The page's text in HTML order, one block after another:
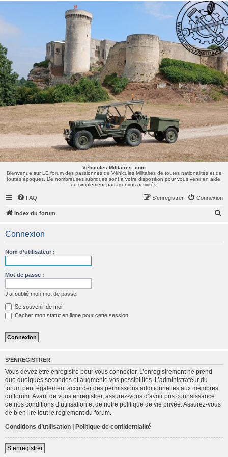
Véhicules Militaires .com
Bienvenue sur LE forum des passionnés de Véhicules Militaires de toutes nationalités et de
toutes époques. De nombreuses rubriques sont à votre disposition pour vous venir en aide,
ou simplement partager vos activités.
Véhicules Militaires .com
Bienvenue sur LE forum des passionnés de Véhicules Militaires de toutes nationalités et de
toutes époques. De nombreuses rubriques sont à votre disposition pour vous venir en aide,
ou simplement partager vos activités.
FAQ Connexion
S’enregistrer
Index du forum
Connexion
Nom d’utilisateur :
Mot de passe :
J’ai oublié mon mot de passe
Se souvenir de moi
Cacher mon statut en ligne pour cette session
S’ENREGISTRER
Vous devez être enregistré pour vous connecter. L’enregistrement ne prend
que quelques secondes et augmente vos possibilités. L’administrateur du
forum peut également accorder des permissions additionnelles aux membres
du forum. Avant de vous enregistrer, assurez-vous d’avoir pris connaissance
de nos conditions d’utilisation et de notre politique de vie privée. Assurez-vous
de bien lire tout le règlement du forum.
Conditions d’utilisation | Politique de confidentialité
S’enregistrer